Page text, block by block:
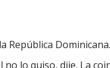
República
lo quiso, dije. La